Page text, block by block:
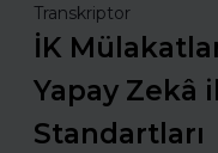
Transkriptor
İK
Yapay Zekâ
Standartları